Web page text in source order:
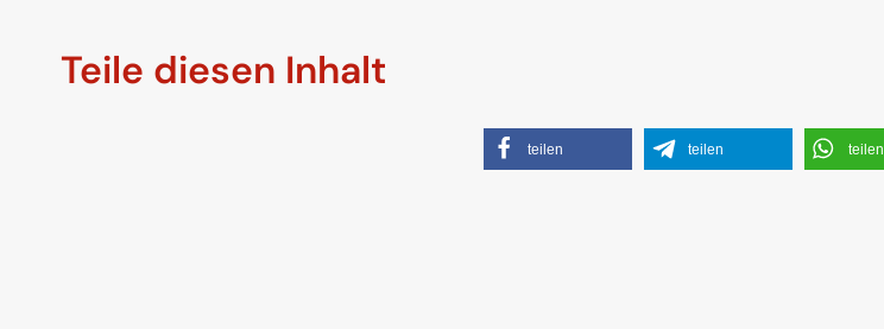
Teile diesen Inhalt
teilen teilen teilen